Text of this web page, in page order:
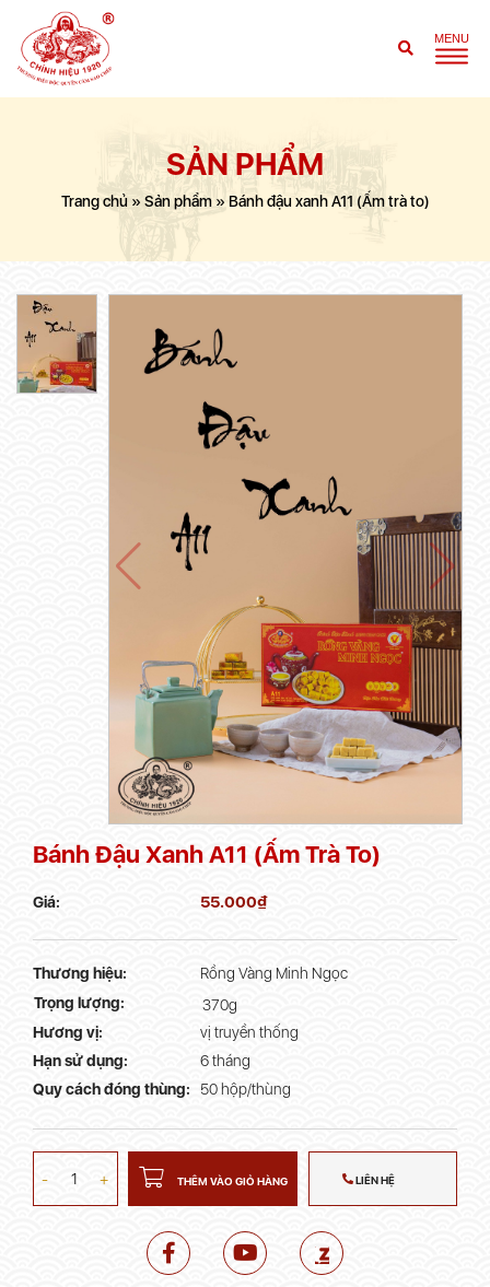
SẢN PHẨM
Trang chủ » Sản phẩm » Bánh đậu xanh A11 (Ấm trà to)
Bánh Đậu Xanh A11 (Ấm Trà To)
Giá: 55.000₫
Thương hiệu:
Rồng Vàng Minh Ngọc
Trọng lượng:
370g
Hương vị:
vị truyền thống
Hạn sử dụng:
6 tháng
Quy cách đóng thùng:
50 hộp/thùng
- + THÊM VÀO GIỎ HÀNG LIÊN HỆ